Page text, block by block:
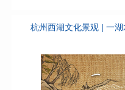
杭州西湖文化景观 | 一